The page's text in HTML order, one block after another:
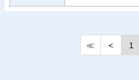
≪ < 1